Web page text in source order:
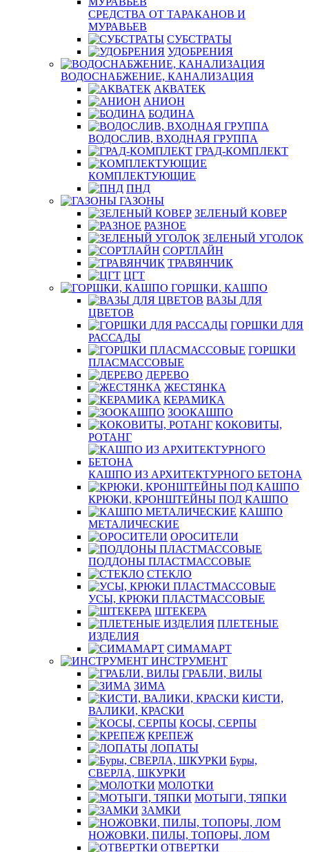
СРЕДСТВА ОТ ТАРАКАНОВ И
МУРАВЬЕВ
СУБСТРАТЫ
УДОБРЕНИЯ
ВОДОСНАБЖЕНИЕ, КАНАЛИЗАЦИЯ
АКВАТЕК
АНИОН
БОДИНА
ВОДОСЛИВ, ВХОДНАЯ ГРУППА
ГРАД-КОМПЛЕКТ
КОМПЛЕКТУЮЩИЕ
ПНД
ГАЗОНЫ
ЗЕЛЕНЫЙ КОВЕР
РАЗНОЕ
ЗЕЛЕНЫЙ УГОЛОК
СОРТЛАЙН
ТРАВЯНЧИК
ЦГТ
ГОРШКИ, КАШПО
ВАЗЫ ДЛЯ
ЦВЕТОВ
ГОРШКИ ДЛЯ
РАССАДЫ
ГОРШКИ
ПЛАСМАССОВЫЕ
ДЕРЕВО
ЖЕСТЯНКА
КЕРАМИКА
ЗООКАШПО
КОКОВИТЫ,
РОТАНГ
КАШПО ИЗ АРХИТЕКТУРНОГО БЕТОНА
КРЮКИ, КРОНШТЕЙНЫ ПОД КАШПО
КАШПО
МЕТАЛИЧЕСКИЕ
ОРОСИТЕЛИ
ПОДДОНЫ ПЛАСТМАССОВЫЕ
СТЕКЛО
УСЫ, КРЮКИ ПЛАСТМАССОВЫЕ
ШТЕКЕРА
ПЛЕТЕНЫЕ
ИЗДЕЛИЯ
СИМАМАРТ
ИНСТРУМЕНТ
ГРАБЛИ, ВИЛЫ
ЗИМА
КИСТИ,
ВАЛИКИ, КРАСКИ
КОСЫ, СЕРПЫ
КРЕПЕЖ
ЛОПАТЫ
Буры,
СВЕРЛА, ШКУРКИ
МОЛОТКИ
МОТЫГИ, ТЯПКИ
ЗАМКИ
НОЖОВКИ, ПИЛЫ, ТОПОРЫ, ЛОМ
ОТВЕРТКИ